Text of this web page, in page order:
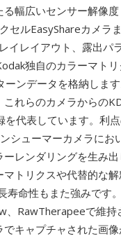
る幅広いセンサー解像
セルEasyShareカメラ
イレイアウト、露出パ
独自のカラーマトリ
ンデータを格納します
れらのカメラからの
を代表しています。利
シューマーカメラにお
レンダリングを生み出
トリクスや代替的な解
命性もまた強みです。
、RawTherapeeで維持
キャプチャされた画